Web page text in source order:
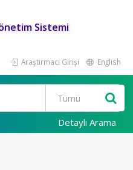
Sistemi
Araştırmacı Girişi English
Detaylı Arama